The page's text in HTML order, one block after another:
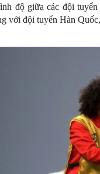
độ giữa các đội
với đội tuyển Hàn